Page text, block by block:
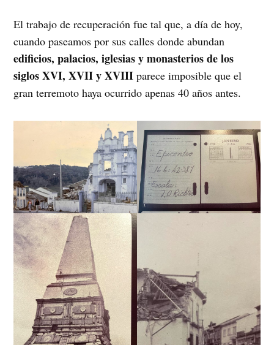
El trabajo de recuperación fue tal que, a día de hoy,
cuando paseamos por sus calles donde abundan
edificios, palacios, iglesias y monasterios de los
siglos XVI, XVII y XVIII parece imposible que el
gran terremoto haya ocurrido apenas 40 años antes.